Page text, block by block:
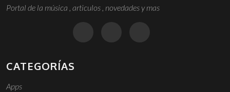
Portal de la música , articulos , novedades y mas
CATEGORÍAS
Apps